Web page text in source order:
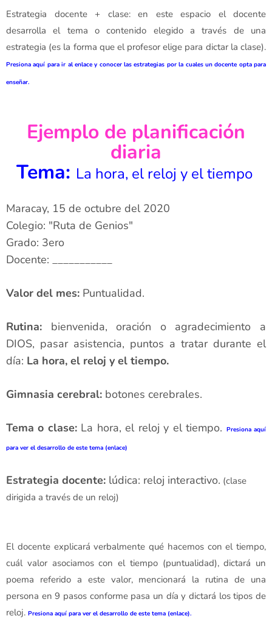
Estrategia docente + clase: en este espacio el docente
desarrolla el tema o contenido elegido a través de una
estrategia (es la forma que el profesor elige para dictar la clase).
Presiona aquí para ir al enlace y conocer las estrategias por la cuales un docente opta para
enseñar.
Ejemplo de planificación
diaria
Tema: La hora, el reloj y el tiempo
Maracay, 15 de octubre del 2020
Colegio: "Ruta de Genios"
Grado: 3ero
Docente: ___________
Valor del mes: Puntualidad.
Rutina: bienvenida, oración o agradecimiento a
DIOS, pasar asistencia, puntos a tratar durante el
día: La hora, el reloj y el tiempo.
Gimnasia cerebral: botones cerebrales.
Tema o clase: La hora, el reloj y el tiempo. Presiona aquí
para ver el desarrollo de este tema (enlace)
Estrategia docente: lúdica: reloj interactivo. (clase
dirigida a través de un reloj)
El docente explicará verbalmente qué hacemos con el tiempo,
cuál valor asociamos con el tiempo (puntualidad), dictará un
poema referido a este valor, mencionará la rutina de una
persona en 9 pasos conforme pasa un día y dictará los tipos de
reloj. Presiona aquí para ver el desarrollo de este tema (enlace).